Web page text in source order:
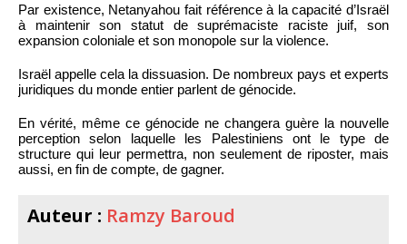
Par existence, Netanyahou fait référence à la capacité d’Israël
à maintenir son statut de suprémaciste raciste juif, son
expansion coloniale et son monopole sur la violence.
Israël appelle cela la dissuasion. De nombreux pays et experts
juridiques du monde entier parlent de génocide.
En vérité, même ce génocide ne changera guère la nouvelle
perception selon laquelle les Palestiniens ont le type de
structure qui leur permettra, non seulement de riposter, mais
aussi, en fin de compte, de gagner.
Auteur : Ramzy Baroud